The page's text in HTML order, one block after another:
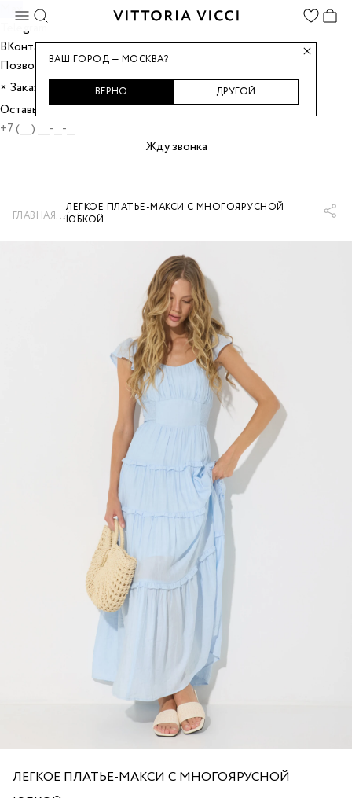
Max
Telegram
ВКонтакте
Позвонить
× Заказать звонок
Оставьте номер, и мы перезвоним вам.
Жду звонка
ГЛАВНАЯ...ЛЕГКОЕ ПЛАТЬЕ-МАКСИ С МНОГОЯРУСНОЙ
ЮБКОЙ
ЛЕГКОЕ ПЛАТЬЕ-МАКСИ С МНОГОЯРУСНОЙ
ВАШ ГОРОД — МОСКВА?
ВЕРНО ДРУГОЙ